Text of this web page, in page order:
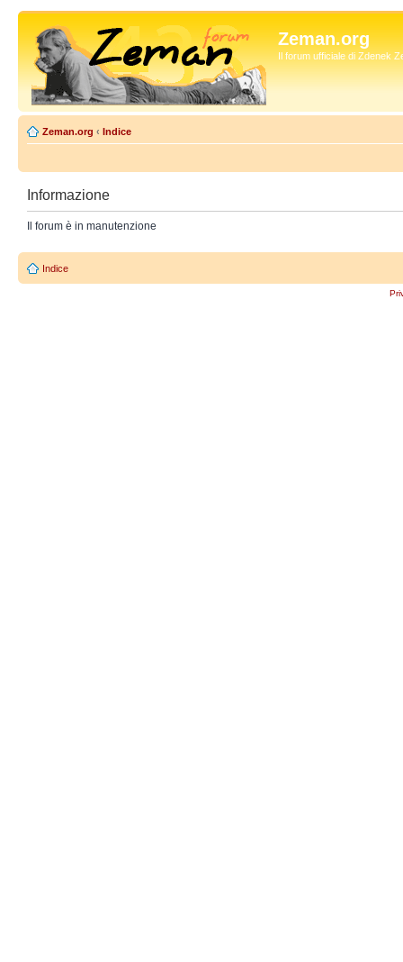
Zeman.org
Il forum ufficiale di Zdenek
Zeman.org ‹ Indice
Informazione
Il forum è in manutenzione
Indice